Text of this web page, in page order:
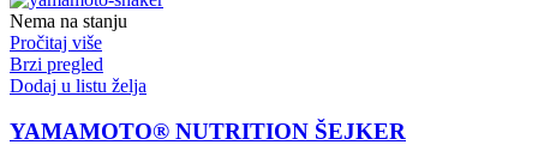
Nema na stanju
Pročitaj više
Brzi pregled
Dodaj u listu želja
YAMAMOTO® NUTRITION ŠEJKER